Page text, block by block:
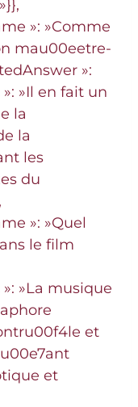
»: »Comme
mau00eetre-
»:
»: »Il en fait un
la
la
les
du
»: »Quel
le film
»: »La musique
et
et